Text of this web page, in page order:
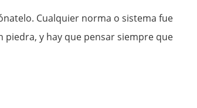
Cualquier norma o sistema fue
y hay que pensar siempre que